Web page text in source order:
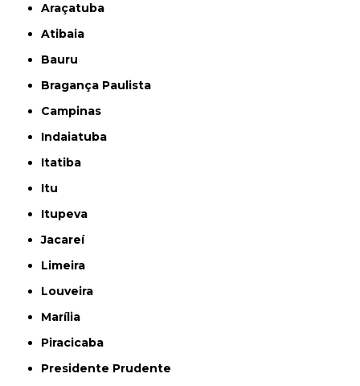
Araçatuba
Atibaia
Bauru
Bragança Paulista
Campinas
Indaiatuba
Itatiba
Itu
Itupeva
Jacareí
Limeira
Louveira
Marília
Piracicaba
Presidente Prudente